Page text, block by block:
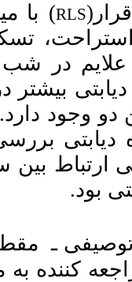
برای
حرکت، بلند
می‌شود.
خطر ابتلا
که تا به
است، لذا
بیقرار و
که در
درمانی شهر